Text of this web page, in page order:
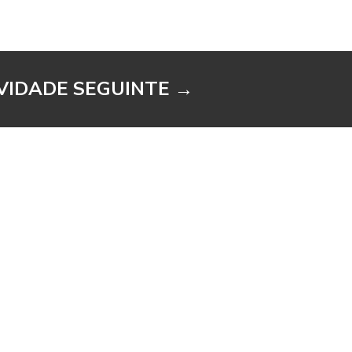
SEGUINTE →